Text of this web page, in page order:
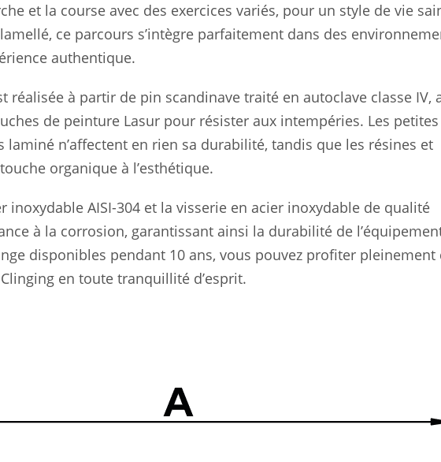
et la course avec des exercices variés, pour un style de vie
ce parcours s’intègre parfaitement dans des
authentique.
réalisée à partir de pin scandinave traité en autoclave classe IV,
de peinture Lasur pour résister aux intempéries. Les petites
n’affectent en rien sa durabilité, tandis que les résines et
organique à l’esthétique.
inoxydable AISI-304 et la visserie en acier inoxydable de qualité
à la corrosion, garantissant ainsi la durabilité de
disponibles pendant 10 ans, vous pouvez profiter pleinement
en toute tranquillité d’esprit.